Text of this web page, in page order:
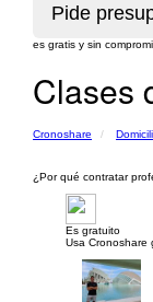
es gratis y sin
Clases
Cronoshare
¿Por qué contratar
Es gratuito
Usa Cronoshare